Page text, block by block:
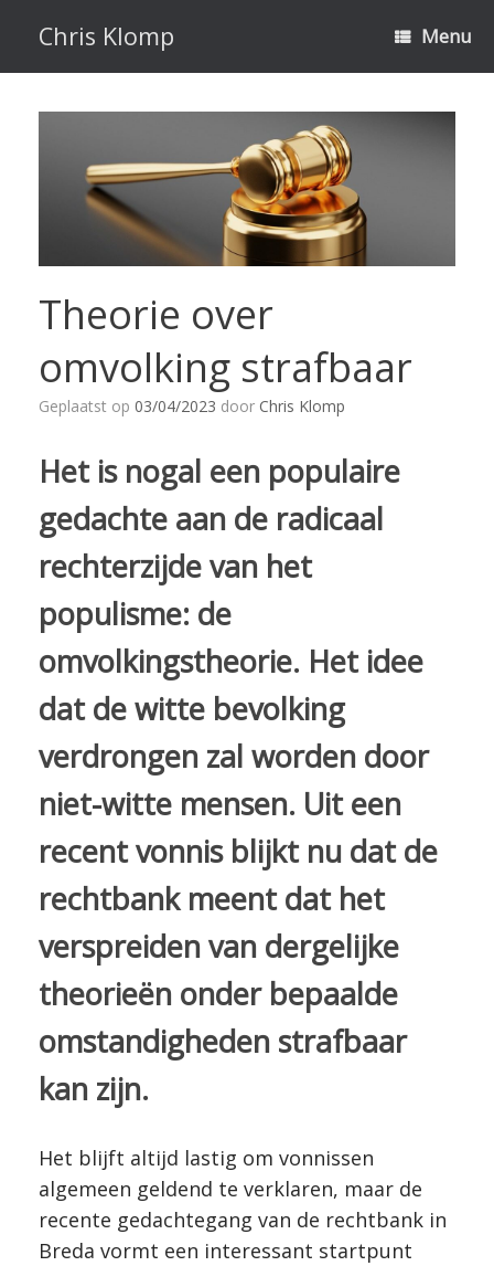
inhoud
Chris Klomp Menu
Theorie over
omvolking strafbaar
Geplaatst op 03/04/2023 door Chris Klomp
Het is nogal een populaire
gedachte aan de radicaal
rechterzijde van het
populisme: de
omvolkingstheorie. Het idee
dat de witte bevolking
verdrongen zal worden door
niet-witte mensen. Uit een
recent vonnis blijkt nu dat de
rechtbank meent dat het
verspreiden van dergelijke
theorieën onder bepaalde
omstandigheden strafbaar
kan zijn.
Het blijft altijd lastig om vonnissen
algemeen geldend te verklaren, maar de
recente gedachtegang van de rechtbank in
Breda vormt een interessant startpunt